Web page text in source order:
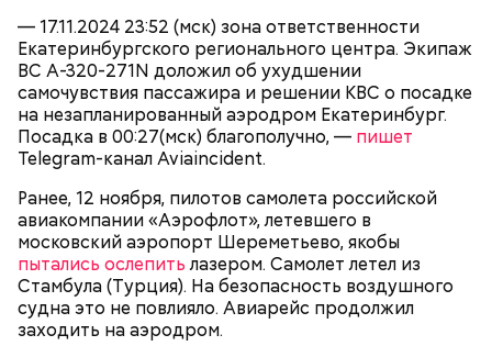
— 17.11.2024 23:52 (мск) зона ответственности
Екатеринбургского регионального центра. Экипаж
ВС A-320-271N доложил об ухудшении
самочувствия пассажира и решении КВС о посадке
на незапланированный аэродром Екатеринбург.
Посадка в 00:27(мск) благополучно, — пишет
Telegram-канал Aviaincident.
Ранее, 12 ноября, пилотов самолета российской
авиакомпании «Аэрофлот», летевшего в
московский аэропорт Шереметьево, якобы
пытались ослепитьлазером. Самолет летел из
Стамбула (Турция). На безопасность воздушного
судна это не повлияло. Авиарейс продолжил
заходить на аэродром.
Кто еще был жертвой Миссюры
Как идет расследование